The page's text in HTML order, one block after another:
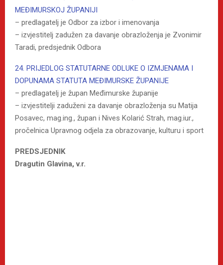
MEĐIMURSKOJ ŽUPANIJI
– predlagatelj je Odbor za izbor i imenovanja
– izvjestitelj zadužen za davanje obrazloženja je Zvonimir
Taradi, predsjednik Odbora
24. PRIJEDLOG STATUTARNE ODLUKE O IZMJENAMA I
DOPUNAMA STATUTA MEĐIMURSKE ŽUPANIJE
– predlagatelj je župan Međimurske županije
– izvjestitelji zaduženi za davanje obrazloženja su Matija
Posavec, mag.ing., župan i Nives Kolarić Strah, mag.iur.,
pročelnica Upravnog odjela za obrazovanje, kulturu i sport
PREDSJEDNIK
Dragutin Glavina, v.r.